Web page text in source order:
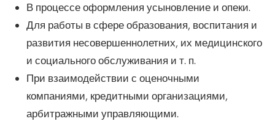
В процессе оформления усыновление и опеки.
Для работы в сфере образования, воспитания и
развития несовершеннолетних, их медицинского
и социального обслуживания и т. п.
При взаимодействии с оценочными
компаниями, кредитными организациями,
арбитражными управляющими.